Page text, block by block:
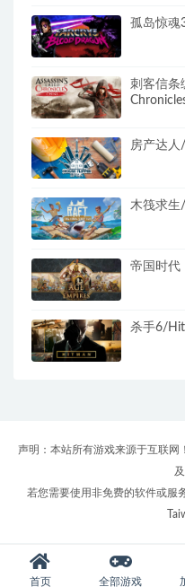
孤岛惊魂
刺客信条
房产达人
木筏求生
帝国时代
杀手6/
声明：本站所有游戏来源于互联网
若您需要使用非免费的软件或服
首页 全部游戏